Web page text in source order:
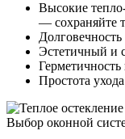
Высокие
— сохраняйте
Эстетичный и
Герметичность
Простота
Выбор оконной